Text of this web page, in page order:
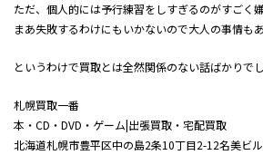
ただ、個人的には予行練習をしすぎるのがすごく
まあ失敗するわけにもいかないので大人の事情も
というわけで買取とは全然関係のない話ばかりで
札幌買取一番
本・CD・DVD・ゲーム|出張買取・宅配買取
北海道札幌市豊平区中の島2条10丁目2-12名美ビ